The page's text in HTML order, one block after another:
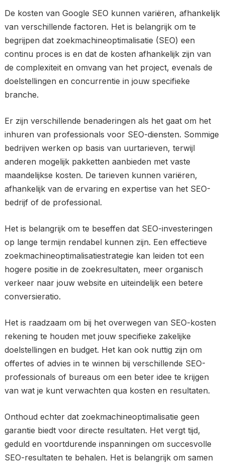
De kosten van Google SEO kunnen variëren, afhankelijk
van verschillende factoren. Het is belangrijk om te
begrijpen dat zoekmachineoptimalisatie (SEO) een
continu proces is en dat de kosten afhankelijk zijn van
de complexiteit en omvang van het project, evenals de
doelstellingen en concurrentie in jouw specifieke
branche.
Er zijn verschillende benaderingen als het gaat om het
inhuren van professionals voor SEO-diensten. Sommige
bedrijven werken op basis van uurtarieven, terwijl
anderen mogelijk pakketten aanbieden met vaste
maandelijkse kosten. De tarieven kunnen variëren,
afhankelijk van de ervaring en expertise van het SEO-
bedrijf of de professional.
Het is belangrijk om te beseffen dat SEO-investeringen
op lange termijn rendabel kunnen zijn. Een effectieve
zoekmachineoptimalisatiestrategie kan leiden tot een
hogere positie in de zoekresultaten, meer organisch
verkeer naar jouw website en uiteindelijk een betere
conversieratio.
Het is raadzaam om bij het overwegen van SEO-kosten
rekening te houden met jouw specifieke zakelijke
doelstellingen en budget. Het kan ook nuttig zijn om
offertes of advies in te winnen bij verschillende SEO-
professionals of bureaus om een beter idee te krijgen
van wat je kunt verwachten qua kosten en resultaten.
Onthoud echter dat zoekmachineoptimalisatie geen
garantie biedt voor directe resultaten. Het vergt tijd,
geduld en voortdurende inspanningen om succesvolle
SEO-resultaten te behalen. Het is belangrijk om samen